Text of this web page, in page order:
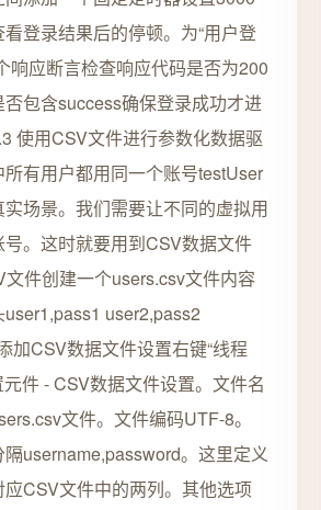
登录结果后的停顿。为“用户登
响应断言检查响应代码是否为200
包含success确保登录成功才进
使用CSV文件进行参数化数据驱
有用户都用同一个账号testUser
场景。我们需要让不同的虚拟用
。这时就要用到CSV数据文件
件创建一个users.csv文件内容
user2,pass2
加CSV数据文件设置右键“线程
元件 - CSV数据文件设置。文件名
文件。文件编码UTF-8。
username,password。这里定义
CSV文件中的两列。其他选项